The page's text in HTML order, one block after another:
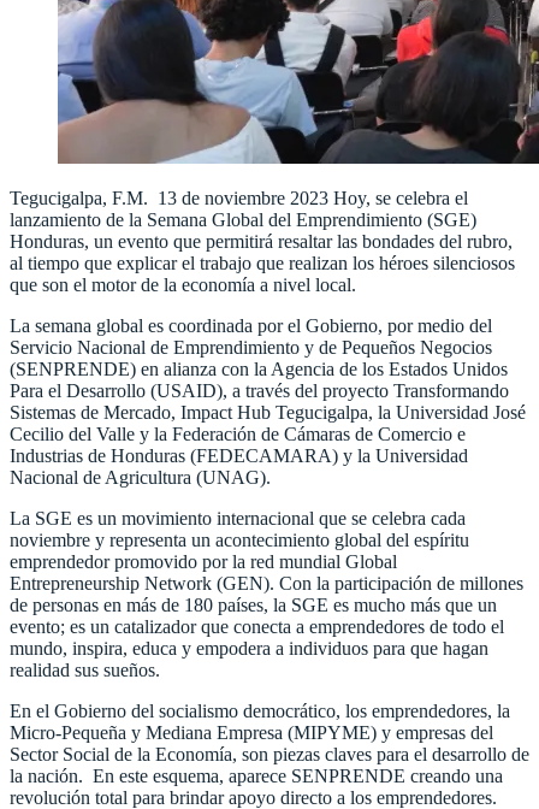
Tegucigalpa, F.M. 13 de noviembre 2023 Hoy, se celebra el
lanzamiento de la Semana Global del Emprendimiento (SGE)
Honduras, un evento que permitirá resaltar las bondades del rubro,
al tiempo que explicar el trabajo que realizan los héroes silenciosos
que son el motor de la economía a nivel local.
La semana global es coordinada por el Gobierno, por medio del
Servicio Nacional de Emprendimiento y de Pequeños Negocios
(SENPRENDE) en alianza con la Agencia de los Estados Unidos
Para el Desarrollo (USAID), a través del proyecto Transformando
Sistemas de Mercado, Impact Hub Tegucigalpa, la Universidad José
Cecilio del Valle y la Federación de Cámaras de Comercio e
Industrias de Honduras (FEDECAMARA) y la Universidad
Nacional de Agricultura (UNAG).
La SGE es un movimiento internacional que se celebra cada
noviembre y representa un acontecimiento global del espíritu
emprendedor promovido por la red mundial Global
Entrepreneurship Network (GEN). Con la participación de millones
de personas en más de 180 países, la SGE es mucho más que un
evento; es un catalizador que conecta a emprendedores de todo el
mundo, inspira, educa y empodera a individuos para que hagan
realidad sus sueños.
En el Gobierno del socialismo democrático, los emprendedores, la
Micro-Pequeña y Mediana Empresa (MIPYME) y empresas del
Sector Social de la Economía, son piezas claves para el desarrollo de
la nación. En este esquema, aparece SENPRENDE creando una
revolución total para brindar apoyo directo a los emprendedores.